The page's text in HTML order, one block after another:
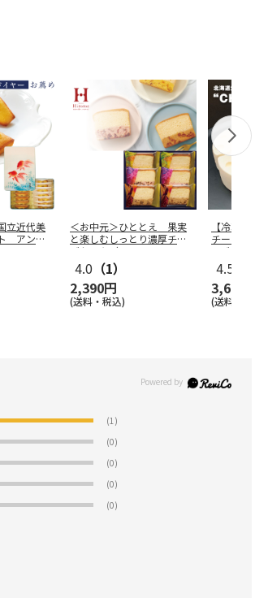
立近代美
アン
＜お中元＞ひととえ 果実
と楽しむしっとり濃厚チー
ズケーキ（
4.0 （1）
2,390円
(送料・税込)
【冷凍】
チー ホワイ
ーズ
4.5
3,680円
(送料・税込)
(1)
(0)
(0)
(0)
(0)